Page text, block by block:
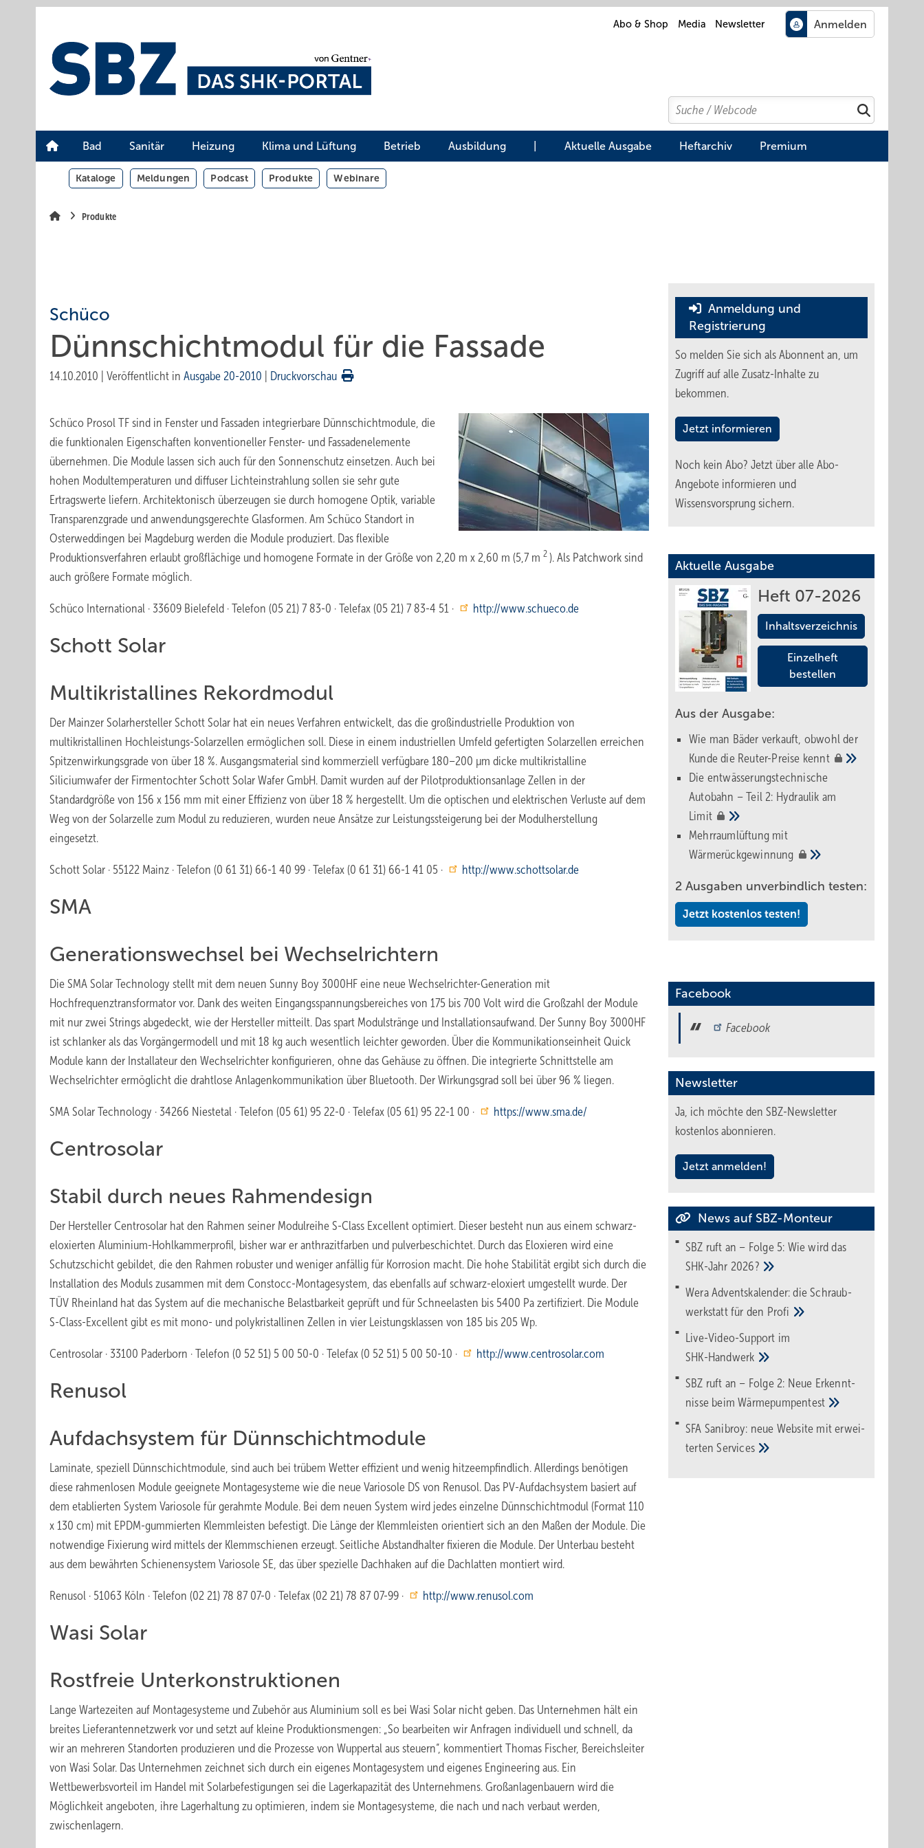
Abo & Shop Media Newsletter
Search
Suchen
Bad Sanitär Heizung Klima und Lüftung Betrieb Ausbildung Aktuelle Ausgabe Heftarchiv Premium
Kataloge Meldungen Podcast Produkte Webinare
Produkte
Schüco
Dünnschichtmodul für die Fassade
14.10.2010 Veröffentlicht in Ausgabe 20-2010 Druckvorschau
Schüco Prosol TF sind in Fenster und Fassaden integrierbare Dünnschichtmodule, die
die funktionalen Eigenschaften konventioneller Fenster- und Fassadenelemente
übernehmen. Die Module lassen sich auch für den Sonnenschutz einsetzen. Auch bei
hohen Modultemperaturen und diffuser Lichteinstrahlung sollen sie sehr gute
Ertragswerte liefern. Architektonisch überzeugen sie durch homogene Optik, variable
Transparenzgrade und anwendungsgerechte Glasformen. Am Schüco Standort in
Osterweddingen bei Magdeburg werden die Module produziert. Das flexible
Produktionsverfahren erlaubt großflächige und homogene Formate in der Größe von 2,20 m x 2,60 m (5,7 m 2 ). Als Patchwork sind
auch größere Formate möglich.
Schüco International · 33609 Bielefeld · Telefon (05 21) 7 83-0 · Telefax (05 21) 7 83-4 51 · http://www.schueco.de
Schott Solar
Multikristallines Rekordmodul
Der Mainzer Solarhersteller Schott Solar hat ein neues Verfahren entwickelt, das die großindustrielle Produktion von
multikristallinen Hochleistungs-Solarzellen ermöglichen soll. Diese in einem industriellen Umfeld gefertigten Solarzellen erreichen
Spitzen­wirkungsgrade von über 18 %. Ausgangsmaterial sind kommerziell verfügbare 180–200 µm dicke multikristalline
Siliciumwafer der Firmentochter Schott Solar Wafer GmbH. Damit wurden auf der Pilotproduktionsanlage Zellen in der
Standardgröße von 156 x 156 mm mit einer Effizienz von über 18 % hergestellt. Um die optischen und elektrischen Verluste auf dem
Weg von der Solarzelle zum Modul zu reduzieren, wurden neue Ansätze zur Leistungssteigerung bei der Modulherstellung
eingesetzt.
Schott Solar · 55122 Mainz · Telefon (0 61 31) 66-1 40 99 · Telefax (0 61 31) 66-1 41 05 · http://www.schottsolar.de
SMA
Generationswechsel bei Wechselrichtern
Die SMA Solar Technology stellt mit dem neuen Sunny Boy 3000HF eine neue Wechselrichter-Generation mit
Hochfrequenztransformator vor. Dank des weiten Eingangsspannungsbereiches von 175 bis 700 Volt wird die Großzahl der Module
mit nur zwei Strings abgedeckt, wie der Hersteller mitteilt. Das spart Modulstränge und Installationsaufwand. Der Sunny Boy 3000HF
ist schlanker als das Vorgängermodell und mit 18 kg auch wesentlich leichter geworden. Über die Kommunikationseinheit Quick
Module kann der Installateur den Wechselrichter konfigurieren, ohne das Gehäuse zu öffnen. Die integrierte Schnittstelle am
Wechselrichter ermöglicht die drahtlose Anlagenkommunikation über Bluetooth. Der Wirkungsgrad soll bei über 96 % liegen.
SMA Solar Technology · 34266 Niestetal · Telefon (05 61) 95 22-0 · Telefax (05 61) 95 22-1 00 · https://www.sma.de/
Centrosolar
Stabil durch neues Rahmendesign
Der Hersteller Centrosolar hat den Rahmen seiner Modulreihe S-Class Excellent optimiert. Dieser besteht nun aus einem schwarz-
eloxierten Aluminium-Hohlkammerprofil, bisher war er anthrazitfarben und pulverbeschichtet. Durch das Eloxieren wird eine
Schutzschicht gebildet, die den Rahmen robuster und weniger anfällig für Korrosion macht. Die hohe Stabilität ergibt sich durch die
Installation des Moduls zusammen mit dem Constocc-Montagesystem, das ebenfalls auf schwarz-eloxiert umgestellt wurde. Der
TÜV Rheinland hat das System auf die mechanische Belastbarkeit geprüft und für Schneelasten bis 5400 Pa zertifiziert. Die Module
S-Class-Excellent gibt es mit mono- und polykristallinen Zellen in vier Leistungsklassen von 185 bis 205 Wp.
Centrosolar · 33100 Paderborn · Telefon (0 52 51) 5 00 50-0 · Telefax (0 52 51) 5 00 50-10 · http://www.centrosolar.com
Renusol
Aufdachsystem für Dünnschichtmodule
Laminate, speziell Dünnschichtmodule, sind auch bei trübem Wetter effizient und wenig hitzeempfindlich. Allerdings benötigen
diese rahmenlosen Module geeignete Montagesysteme wie die neue Variosole DS von Renusol. Das PV-Aufdachsystem basiert auf
dem etablierten System Variosole für gerahmte Module. Bei dem neuen System wird jedes einzelne Dünnschichtmodul (Format 110
x 130 cm) mit EPDM-gummierten Klemmleisten befestigt. Die Länge der Klemmleisten orientiert sich an den Maßen der Module. Die
notwendige Fixierung wird mittels der Klemmschienen erzeugt. Seitliche Abstandhalter fixieren die Module. Der Unterbau besteht
aus dem bewährten Schienensystem Variosole SE, das über spezielle Dachhaken auf die Dachlatten montiert wird.
Renusol · 51063 Köln · Telefon (02 21) 78 87 07-0 · Telefax (02 21) 78 87 07-99 · http://www.renusol.com
Wasi Solar
Rostfreie Unterkonstruktionen
Lange Wartezeiten auf Montagesysteme und Zubehör aus Aluminium soll es bei Wasi Solar nicht geben. Das Unternehmen hält ein
breites Lieferantennetzwerk vor und setzt auf kleine Produktionsmengen: „So bearbeiten wir Anfragen individuell und schnell, da
wir an mehreren Standorten produzieren und die Prozesse von Wuppertal aus steuern“, kommentiert Thomas Fischer, Bereichsleiter
von Wasi Solar. Das Unternehmen zeichnet sich durch ein eigenes Montagesystem und eigenes Engineering aus. Ein
Wettbewerbsvorteil im Handel mit Solarbefestigungen sei die Lagerkapazität des Unternehmens. Großanlagenbauern wird die
Möglichkeit angeboten, ihre Lagerhaltung zu optimieren, indem sie Montagesysteme, die nach und nach verbaut werden,
zwischenlagern.
Anmeldung und
Registrierung
So melden Sie sich als Abonnent an, um
Zugriff auf alle Zusatz-Inhalte zu
bekommen.
Jetzt informieren
Noch kein Abo? Jetzt über alle Abo-
Angebote informieren und
Wissensvorsprung sichern.
Aktuelle Ausgabe
Heft 07-2026
Inhaltsverzeichnis
Einzelheft
bestellen
Aus der Ausgabe:
Wie man Bäder verkauft, obwohl der
Kunde die Reuter-Preise kennt
Die entwässerungstechnische
Autobahn – Teil 2: Hydraulik am
Limit
Mehrraumlüftung mit
Wärmerückgewinnung
2 Ausgaben unverbindlich testen:
Jetzt kostenlos testen!
Facebook
Facebook
Newsletter
Ja, ich möchte den SBZ-Newsletter
kostenlos abonnieren.
Jetzt anmelden!
News auf SBZ-Monteur
SBZ ruft an – Folge 5: Wie wird das
SHK-Jahr 2026?
Wera Adventskalender: die Schraub­
werk­statt für den Pro­fi
Live-Video-Support im
SHK-Handwerk
SBZ ruft an – Folge 2: Neue Erkennt­
nisse beimWärme­pumpen­test
SFA Sanibroy: neue Web­site mit erwei­
tertenServices